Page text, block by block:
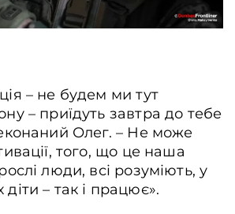
– не будем ми тут
– приїдуть завтра до тебе
Олег. – Не може
того, що це наша
люди, всі розуміють, у
діти – так і працює».